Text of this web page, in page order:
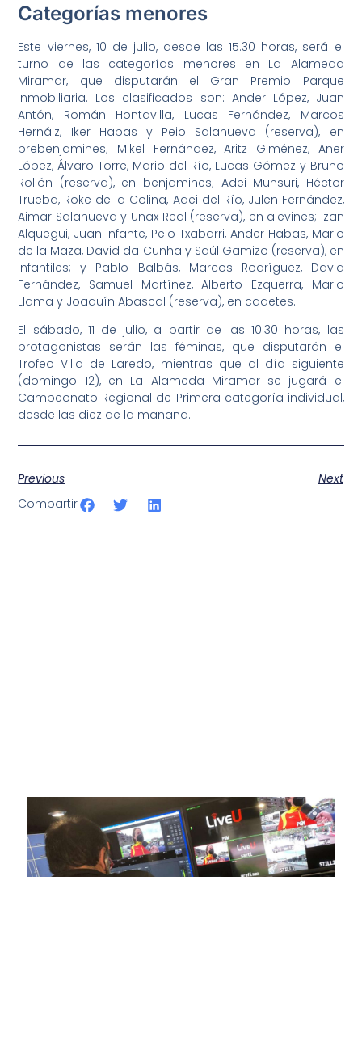
Categorías menores
Este viernes, 10 de julio, desde las 15.30 horas, será el
turno de las categorías menores en La Alameda
Miramar, que disputarán el Gran Premio Parque
Inmobiliaria. Los clasificados son: Ander López, Juan
Antón, Román Hontavilla, Lucas Fernández, Marcos
Hernáiz, Iker Habas y Peio Salanueva (reserva), en
prebenjamines; Mikel Fernández, Aritz Giménez, Aner
López, Álvaro Torre, Mario del Río, Lucas Gómez y Bruno
Rollón (reserva), en benjamines; Adei Munsuri, Héctor
Trueba, Roke de la Colina, Adei del Río, Julen Fernández,
Aimar Salanueva y Unax Real (reserva), en alevines; Izan
Alquegui, Juan Infante, Peio Txabarri, Ander Habas, Mario
de la Maza, David da Cunha y Saúl Gamizo (reserva), en
infantiles; y Pablo Balbás, Marcos Rodríguez, David
Fernández, Samuel Martínez, Alberto Ezquerra, Mario
Llama y Joaquín Abascal (reserva), en cadetes.
El sábado, 11 de julio, a partir de las 10.30 horas, las
protagonistas serán las féminas, que disputarán el
Trofeo Villa de Laredo, mientras que al día siguiente
(domingo 12), en La Alameda Miramar se jugará el
Campeonato Regional de Primera categoría individual,
desde las diez de la mañana.
Previous
Next
Compartir